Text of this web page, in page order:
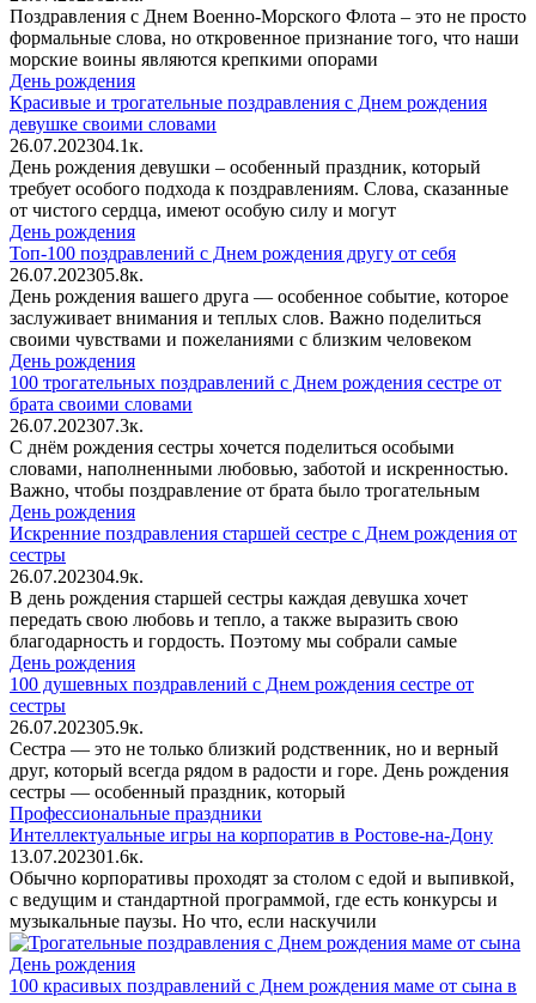
Поздравления с Днем Военно-Морского Флота – это не просто
формальные слова, но откровенное признание того, что наши
морские воины являются крепкими опорами
День рождения
Красивые и трогательные поздравления с Днем рождения
девушке своими словами
26.07.202304.1к.
День рождения девушки – особенный праздник, который
требует особого подхода к поздравлениям. Слова, сказанные
от чистого сердца, имеют особую силу и могут
День рождения
Топ-100 поздравлений с Днем рождения другу от себя
26.07.202305.8к.
День рождения вашего друга — особенное событие, которое
заслуживает внимания и теплых слов. Важно поделиться
своими чувствами и пожеланиями с близким человеком
День рождения
100 трогательных поздравлений с Днем рождения сестре от
брата своими словами
26.07.202307.3к.
С днём рождения сестры хочется поделиться особыми
словами, наполненными любовью, заботой и искренностью.
Важно, чтобы поздравление от брата было трогательным
День рождения
Искренние поздравления старшей сестре с Днем рождения от
сестры
26.07.202304.9к.
В день рождения старшей сестры каждая девушка хочет
передать свою любовь и тепло, а также выразить свою
благодарность и гордость. Поэтому мы собрали самые
День рождения
100 душевных поздравлений с Днем рождения сестре от
сестры
26.07.202305.9к.
Сестра — это не только близкий родственник, но и верный
друг, который всегда рядом в радости и горе. День рождения
сестры — особенный праздник, который
Профессиональные праздники
Интеллектуальные игры на корпоратив в Ростове-на-Дону
13.07.202301.6к.
Обычно корпоративы проходят за столом с едой и выпивкой,
с ведущим и стандартной программой, где есть конкурсы и
музыкальные паузы. Но что, если наскучили
День рождения
100 красивых поздравлений с Днем рождения маме от сына в